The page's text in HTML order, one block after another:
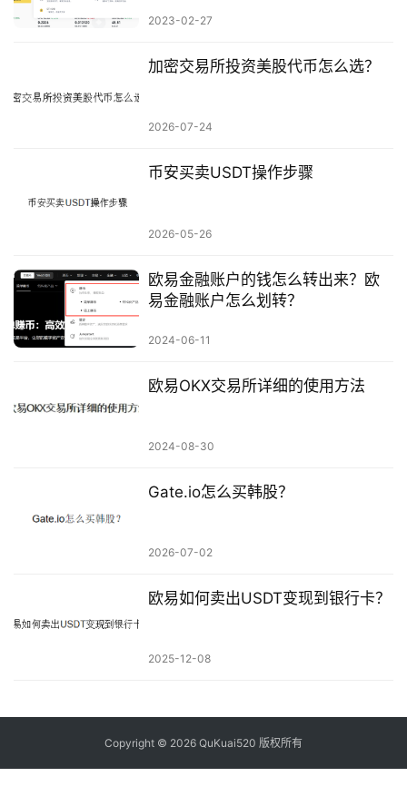
2023-02-27
加密交易所投资美股代币怎么选？
2026-07-24
币安买卖USDT操作步骤
2026-05-26
欧易金融账户的钱怎么转出来？欧
易金融账户怎么划转？
2024-06-11
欧易OKX交易所详细的使用方法
2024-08-30
Gate.io怎么买韩股？
2026-07-02
欧易如何卖出USDT变现到银行卡？
2025-12-08
Copyright © 2026 QuKuai520 版权所有